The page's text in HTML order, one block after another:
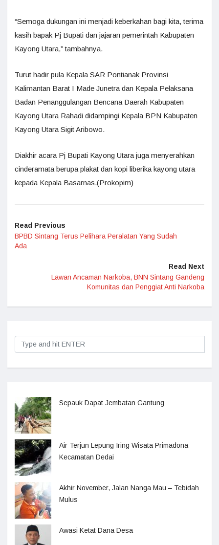
“Semoga dukungan ini menjadi keberkahan bagi kita, terima
kasih bapak Pj Bupati dan jajaran pemerintah Kabupaten
Kayong Utara,” tambahnya.
Turut hadir pula Kepala SAR Pontianak Provinsi
Kalimantan Barat I Made Junetra dan Kepala Pelaksana
Badan Penanggulangan Bencana Daerah Kabupaten
Kayong Utara Rahadi didampingi Kepala BPN Kabupaten
Kayong Utara Sigit Aribowo.
Diakhir acara Pj Bupati Kayong Utara juga menyerahkan
cinderamata berupa plakat dan kopi liberika kayong utara
kepada Kepala Basarnas.(Prokopim)
Read Previous
BPBD Sintang Terus Pelihara Peralatan Yang Sudah
Ada
Read Next
Lawan Ancaman Narkoba, BNN Sintang Gandeng
Komunitas dan Penggiat Anti Narkoba
Sepauk Dapat Jembatan Gantung
Air Terjun Lepung Iring Wisata Primadona
Kecamatan Dedai
Akhir November, Jalan Nanga Mau – Tebidah
Mulus
Awasi Ketat Dana Desa